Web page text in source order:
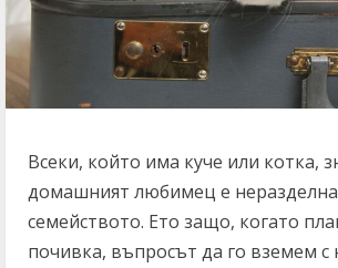
Всеки, който има куче или котка,
домашният любимец е неразделна
семейството. Ето защо, когато
почивка, въпросът да го вземем с